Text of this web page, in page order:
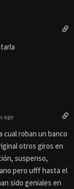
ago
cual roban un banco
otros giros en
suspenso,
pero ufff hasta el
sido geniales en